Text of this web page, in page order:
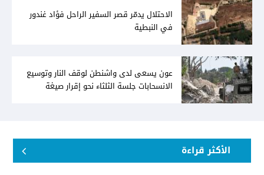
الاحتلال يدمّر قصر السفير الراحل فؤاد غندور
في النبطية
عون يسعى لدى واشنطن لوقف النار وتوسيع
الانسحابات جلسة الثلثاء نحو إقرار صيغة
الأكثر قراءة